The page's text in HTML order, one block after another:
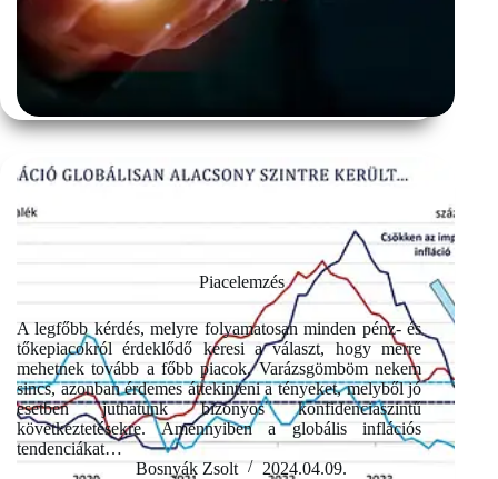
Piacelemzés
A legfőbb kérdés, melyre folyamatosan minden pénz- és
tőkepiacokról érdeklődő keresi a választ, hogy merre
mehetnek tovább a főbb piacok. Varázsgömböm nekem
sincs, azonban érdemes áttekinteni a tényeket, melyből jó
esetben juthatunk bizonyos konfidenciaszintű
következtetésekre. Amennyiben a globális inflációs
tendenciákat…
Bosnyák Zsolt
2024.04.09.